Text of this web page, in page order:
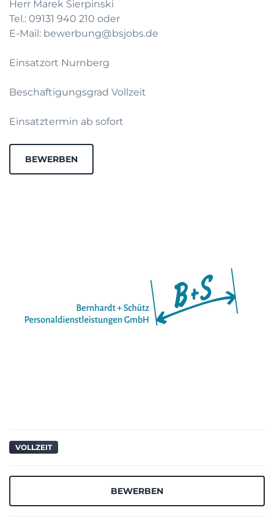
Herr Marek Sierpinski
Tel.: 09131 940 210 oder
E-Mail: bewerbung@bsjobs.de
Einsatzort Nurnberg
Beschaftigungsgrad Vollzeit
Einsatztermin ab sofort
BEWERBEN
VOLLZEIT
BEWERBEN